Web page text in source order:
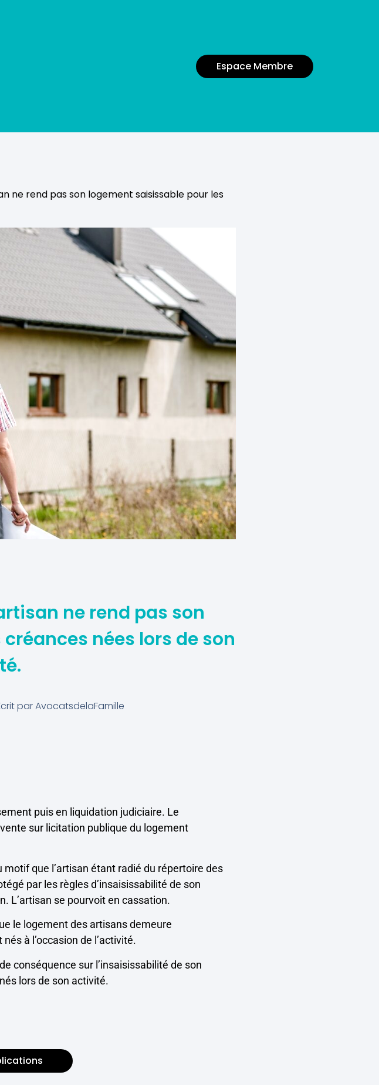
Espace Membre
ne rend pas son logement saisissable pour les
ne rend pas son
nées lors de son
parAvocatsdelaFamille
puis en liquidation judiciaire. Le
sur licitation publique du logement
que l’artisan étant radié du répertoire des
par les règles d’insaisissabilité de son
L’artisan se pourvoit en cassation.
le logement des artisans demeure
à l’occasion de l’activité.
conséquence sur l’insaisissabilité de son
lors de son activité.